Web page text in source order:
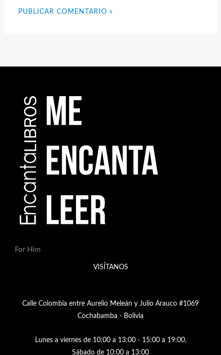
For Him
VISÍTANOS
Calle Colombia entre Aurelio Meleán y Julio Arauco #1069
Cochabamba - Bolivia
Lunes a viernes de 10:00 a 13:00 - 15:00 a 19:00,
Sábado de 10:00 a 13:00